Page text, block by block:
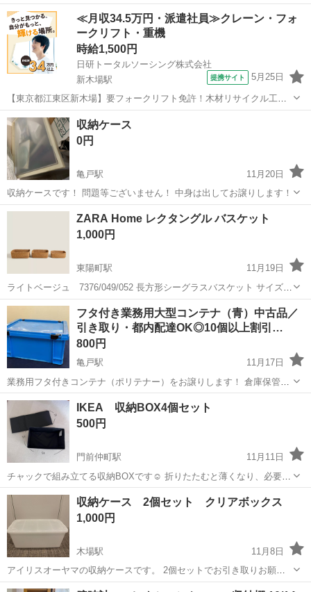
れにどうぞ。
東京 江東区 越中島駅 収納家具 ケース
≪月収34.5万円・派遣社員≫クレーン・フォ
ークリフト・重機
時給1,500円
日研トータルソーシング株式会社
新木場駅
提携サイト 5月25日
【東京都江東区新木場】要フォークリフト免許！木材リサイクル工場
でのフォーク運搬・清掃・機械部品の交換作業《お仕事No.4A1584-
JS》 お仕事について 木片粉の清掃、機械メンテナンス（オイル挿し
等）、木片カッター機の研...
東京 江東区 新木場駅
収納ケース
0円
亀戸駅
11月20日
収納ケースです！ 問題等ございません！ 中身は出してお譲りします！
東京 江東区 収納家具 ケース
ZARA Home レクタングル バスケット
1,000円
東陽町駅
11月19日
ライトベージュ 7376/049/052 長方形シーグラスバスケット サイズ
・高さ：12cm ・横幅：24cm ・奥行：32cm 販売価格：2,290円 / 個
全部で5つあります。 必要個数を...
東京 江東区 東陽町駅 収納家具 バスケット
フタ付き業務用大型コンテナ（青）中古品／
引き取り・都内配達OK◎10個以上割引…
800円
亀戸駅
11月17日
業務用フタ付きコンテナ（ポリテナー）をお譲りします！ 倉庫保管品
でしっかりした作りのため、保管・移動・収納に最適です。引っ越し
やアウトドア用品の整理にも◎家庭菜園や、昆虫の飼育などにも。
🔹【価格】 ・1個：800...
東京 江東区 亀戸駅 収納家具 コンテナ
IKEA 収納BOX4個セット
500円
門前仲町駅
11月11日
チャックで組み立てる収納BOXです☺︎ 折りたたむと薄くなり、必要の
ないときは収納の場所を取らず重宝しておりました。 引っ越し後、サ
イズが合わずしまったままでしたので出品いたしました。 お写真には
3個しか写っておりませ...
東京 江東区 門前仲町駅 収納家具 IKEA
収納ケース 2個セット クリアボックス
1,000円
木場駅
11月8日
アイリスオーヤマの収納ケースです。 2個セットでお引き取りお願い
いたします。 （重ねて持ち運びできます。） 奥行きは74cmと大容量
東京 江東区 木場駅 収納家具 ケース